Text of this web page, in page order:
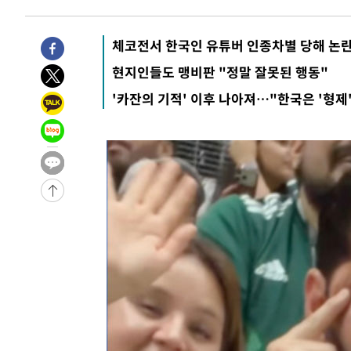
체코전서 한국인 유튜버 인종차별 당해 논
현지인들도 맹비판 "정말 잘못된 행동"
'카잔의 기적' 이후 나아져…"한국은 '형